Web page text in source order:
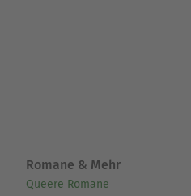
Romane & Mehr
Queere Romane